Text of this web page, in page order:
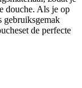
douche. Als je op
gebruiksgemak
de perfecte